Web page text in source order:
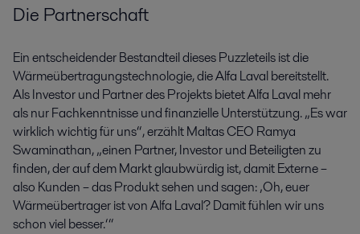
Die Partnerschaft
Ein entscheidender Bestandteil dieses Puzzleteils ist die
Wärmeübertragungstechnologie, die Alfa Laval bereitstellt.
Als Investor und Partner des Projekts bietet Alfa Laval mehr
als nur Fachkenntnisse und finanzielle Unterstützung. „Es war
wirklich wichtig für uns“, erzählt Maltas CEO Ramya
Swaminathan, „einen Partner, Investor und Beteiligten zu
finden, der auf dem Markt glaubwürdig ist, damit Externe –
also Kunden – das Produkt sehen und sagen: ‚Oh, euer
Wärmeübertrager ist von Alfa Laval? Damit fühlen wir uns
schon viel besser.‘“